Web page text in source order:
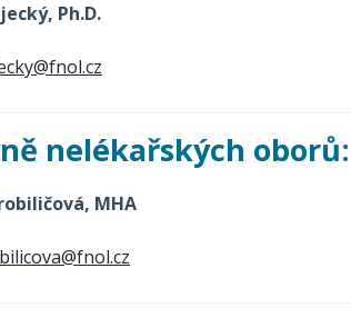
Ph.D.
nelékařských oborů:
MHA